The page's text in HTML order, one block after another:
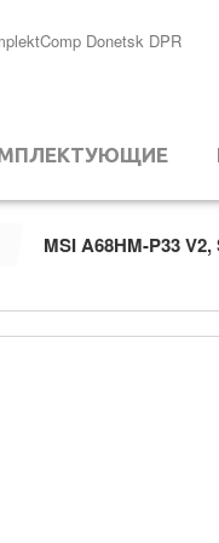
MSI A68HM-P33